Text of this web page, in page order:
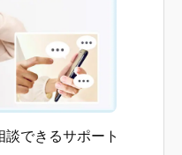
できるサポート